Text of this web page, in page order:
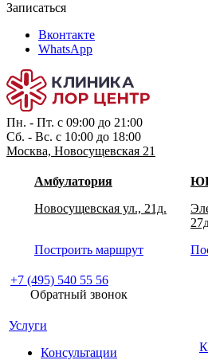
Записаться
Вконтакте
WhatsApp
Пн. - Пт. с 09:00 до 21:00
Сб. - Вс. с 10:00 до 18:00
Москва, Новосущевская 21
Амбулатория
Новосущевская ул., 21д.
Построить маршрут
+7 (495) 540 55 56
Обратный звонок
Услуги
Консультации